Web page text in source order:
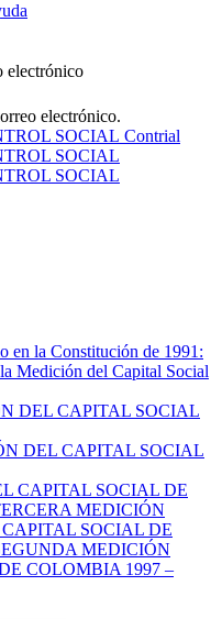
electrónico
electrónico.
Contrial
en la Constitución de 1991:
Medición del Capital Social
DEL CAPITAL SOCIAL
DEL CAPITAL SOCIAL
CAPITAL SOCIAL DE
MEDICIÓN
SOCIAL DE
MEDICIÓN
COLOMBIA 1997 –